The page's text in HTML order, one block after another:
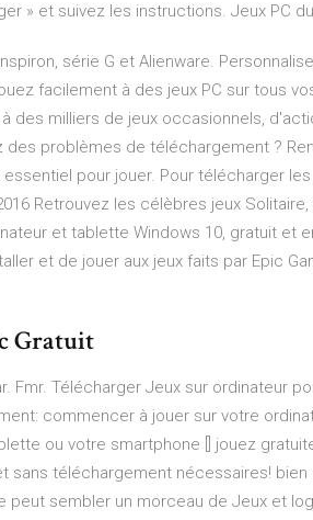
» et suivez les instructions. Jeux PC
série G et Alienware.
facilement à des jeux PC sur tous
des milliers de jeux occasionnels,
des problèmes de téléchargement ?
pour jouer. Pour télécharger
Retrouvez les célèbres jeux
et tablette Windows 10, gratuit et
et de jouer aux jeux faits par Epic
Gratuit
Fmr. Télécharger Jeux sur ordinateur
commencer à jouer sur votre
ou votre smartphone [] jouez
sans téléchargement nécessaires! bien
peut sembler un morceau de Jeux et